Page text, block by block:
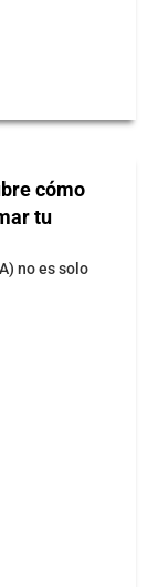
cómo
tu
no es solo